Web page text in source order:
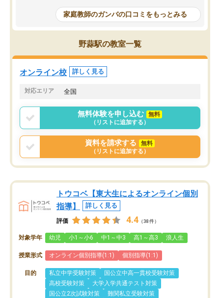
めて1年ほどだった今では平均点以上の
科目が増えてきました！あと1年受験ま
であるので無料の週末教室を使用しな
がら頑張って欲しいと思います！
問できるのでとても助か
家庭教師のガンバの口コミをもっとみる
野蒜駅の教室一覧
オンライン校 詳しく見る
対応エリア 全国
無料体験を申し込む
無料
（リストに追加する）
資料を請求する
無料
（リストに追加する）
トウコベ【東大生によるオンライン個別
指導】
詳しく見る
評価 4.4 （38件）
対象学年 幼児 小1～小6 中1～中3 高1～高3 浪人生
授業形式 オンライン個別指導(1:1) 個別指導(1:1)
目的 私立中学受験対策
国公立中高一貫校受験対策
高校受験対策
大学入学共通テスト対策
国公立2次試験対策
難関私立受験対策